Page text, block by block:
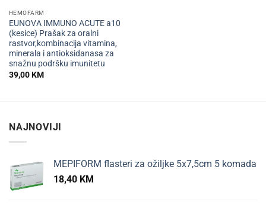
HEMOFARM
EUNOVA IMMUNO ACUTE a10
(kesice) Prašak za oralni
rastvor,kombinacija vitamina,
minerala i antioksidanasa za
snažnu podršku imunitetu
39,00KM
NAJNOVIJI
MEPIFORM flasteri za ožiljke 5x7,5cm 5 komada
18,40 KM